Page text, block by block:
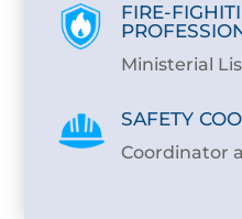
FIRE-
Ministerial
SAFETY
Coordinator